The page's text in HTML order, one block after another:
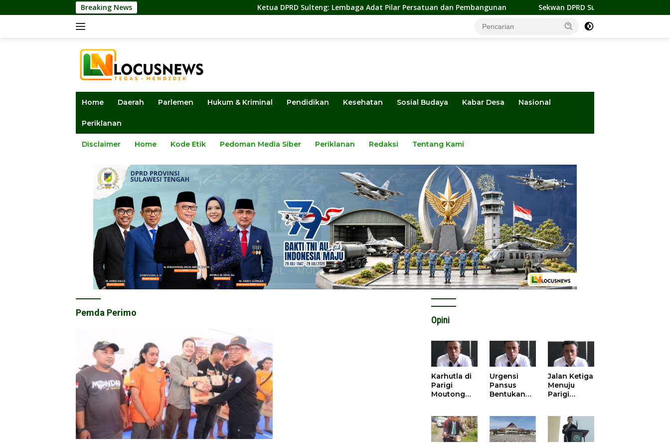
ke
Breaking News Ketua DPRD Sulteng: Lembaga Adat Pilar Persatuan dan Pembangunan Sekwan DPRD Sulteng Jadi Pengurus BMA 2026-2031,
Home Daerah Parlemen Hukum & Kriminal Pendidikan Kesehatan Sosial Budaya Kabar Desa Nasional
Periklanan
Disclaimer Home Kode Etik Pedoman Media Siber Periklanan Redaksi Tentang Kami
Pemda Perimo
Opini
Karhutla di
Parigi
Moutong
Tantangan
Tata Kelola
Mitigasi
Urgensi
Pansus
Bentukan
Kisruh
Pengusulan
52 Titik
Jalan Ketiga
Menuju
Parigi
Beradab